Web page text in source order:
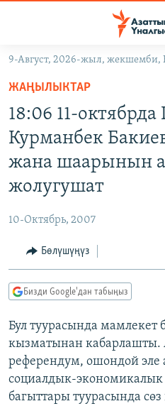
Навигацияга
өтүңүз
салыңыз
УКРАИНА
БҮГҮН АЗАТТЫКТА
ЭКСПЕРТТЕР ТАЛДАЙТ
БИЗ ЖАНА ДҮЙНӨ
ЭЖЕ-СИҢДИЛЕР
АЗАТТЫК+
ЫҢГАЙСЫЗ СУРООЛОР
ПОДКАСТ
ӨЗГӨЧӨ ПИКИР
Русский
ОНЛАЙН ШЕРИНЕ
9-Август, 2026-жыл, жекшемби,
ЖАҢЫЛЫКТАР
18:06 11-
Курманбек
жана шаарынын
жолугушат
10-Октябрь, 2007
Бөлүшүңүз
Бизди Google'дан табыңыз
Бул туурасында
кызматынан кабарлашты.
референдум, ошондой эле
социалдык-экономикалык
багыттары туурасында